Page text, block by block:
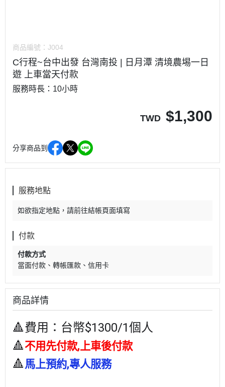
商品編號： J004
C行程~台中出發 台灣南投 | 日月潭 清境農埸一日
遊 上車當天付款
服務時長：10小時
TWD $1,300
分享商品到
服務地點
如欲指定地點，請前往結帳頁面填寫
付款
付款方式
當面付款
轉帳匯款 信用卡
商品詳情
🔺費用：台幣$1300/1個人
🔺不用先付款,上車後付款
🔺 馬上預約,專人服務